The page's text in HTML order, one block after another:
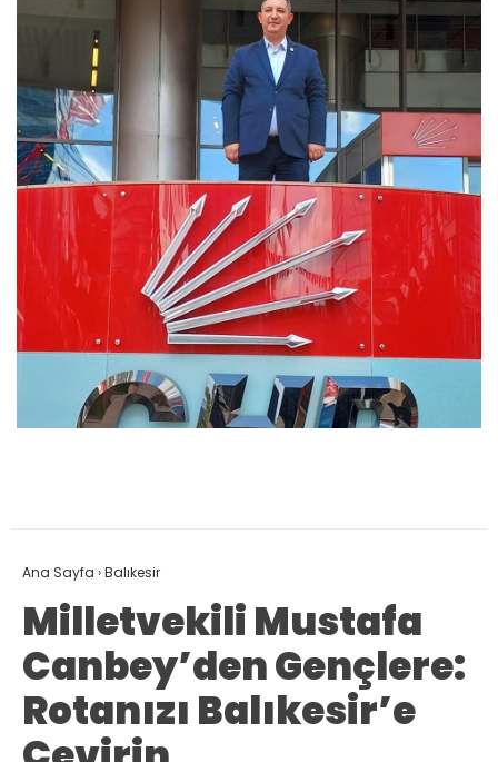
Ana Sayfa ›Balıkesir
Milletvekili Mustafa
Canbey’den Gençlere:
Rotanızı Balıkesir’e